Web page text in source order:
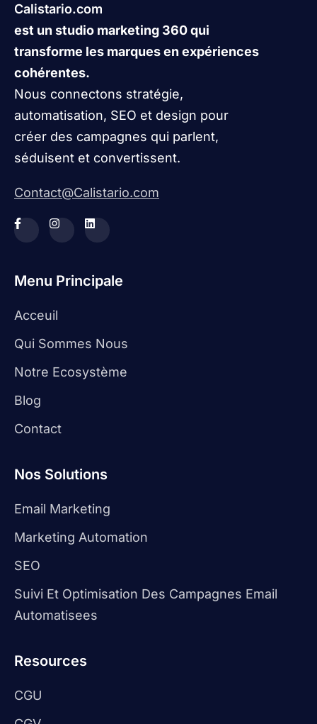
Calistario.com
est un studio marketing 360 qui
transforme les marques en expériences
cohérentes.
Nous connectons stratégie,
automatisation, SEO et design pour
créer des campagnes qui parlent,
séduisent et convertissent.
Contact@Calistario.com
Menu Principale
Acceuil
Qui Sommes Nous
Notre Ecosystème
Blog
Contact
Nos Solutions
Email Marketing
Marketing Automation
SEO
Suivi Et Optimisation Des Campagnes Email
Automatisees
Resources
CGU